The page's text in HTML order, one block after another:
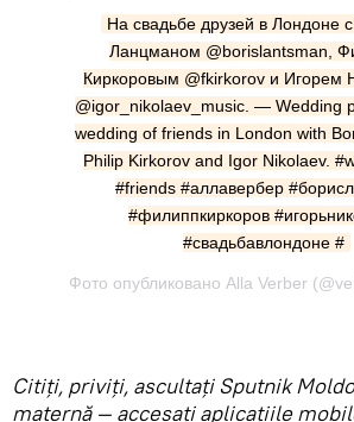
На свадьбе друзей в Лондоне
Ланцманом @borislantsman,
Киркоровым @fkirkorov и Игорем
@igor_nikolaev_music. — Wedding
wedding of friends in London with
Philip Kirkorov and Igor Nikolaev.
#friends #аллавербер
#филиппкиркоров
#свадьбавлондоне #
Citiţi, priviţi, ascultaţi Sputnik
maternă — accesaţi aplicaţiile